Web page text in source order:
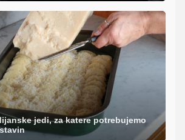
jedi, za katere potrebujemo